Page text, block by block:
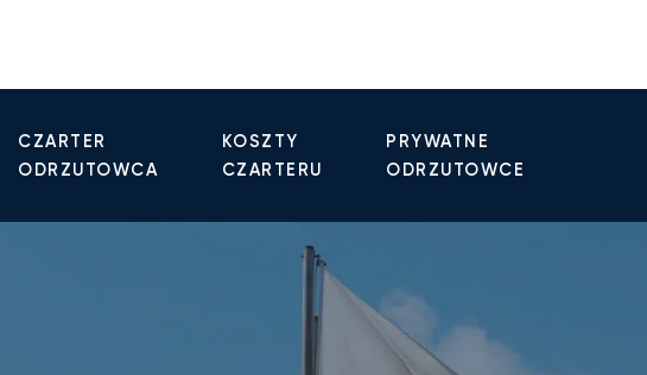
CZARTER
ODRZUTOWCA
KOSZTY
CZARTERU
PRYWATNE
ODRZUTOWCE